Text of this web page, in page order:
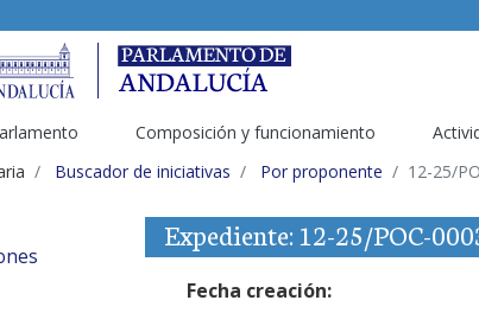
Composición y funcionamiento
Buscador de iniciativas Por proponente 12-25/
Expediente: 12-25/POC-
Fecha creación: